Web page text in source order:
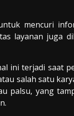
mencuri
layanan juga
ini terjadi saat
salah satu
palsu, yang